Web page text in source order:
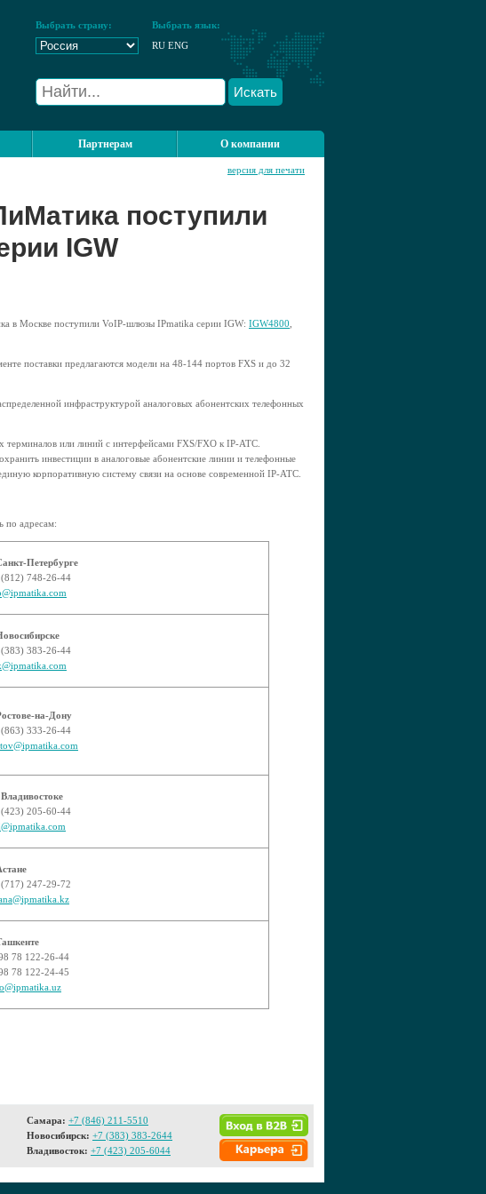
Выбрать страну:
Выбрать язык:
RU ENG
Искать
Партнерам О компании
версия для печати
поступили
IGW
в Москве поступили VoIP-шлюзы IPmatika серии IGW: IGW4800
поставки предлагаются модели на 48-144 портов FXS и до 32
инфраструктурой аналоговых абонентских телефонных
или линий с интерфейсами FXS/FXO к IP-АТС.
инвестиции в аналоговые абонентские линии и телефонные
корпоративную систему связи на основе современной IP-АТС.
по адресам:
Петербурге
748-26-44
383-26-44
на-Дону
333-26-44
205-60-44
247-29-72
78 122-26-44
78 122-24-45
Самара: +7 (846) 211-5510
Новосибирск: +7 (383) 383-2644
Владивосток: +7 (423) 205-6044